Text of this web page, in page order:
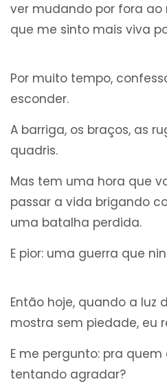
ver mudando por fora
que me sinto mais viva
Por muito tempo,
esconder.
A barriga, os braços, as
quadris.
Mas tem uma hora que
passar a vida brigando
uma batalha perdida.
E pior: uma guerra que
Então hoje, quando a luz
mostra sem piedade, eu
E me pergunto: pra
tentando agradar?